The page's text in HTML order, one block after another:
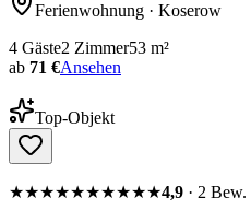
Ferienwohnung · Koserow
4 Gäste2 Zimmer53 m²
ab 71 €Ansehen
Top-Objekt
★★★★★★★★★★4,9 · 2 Bew.